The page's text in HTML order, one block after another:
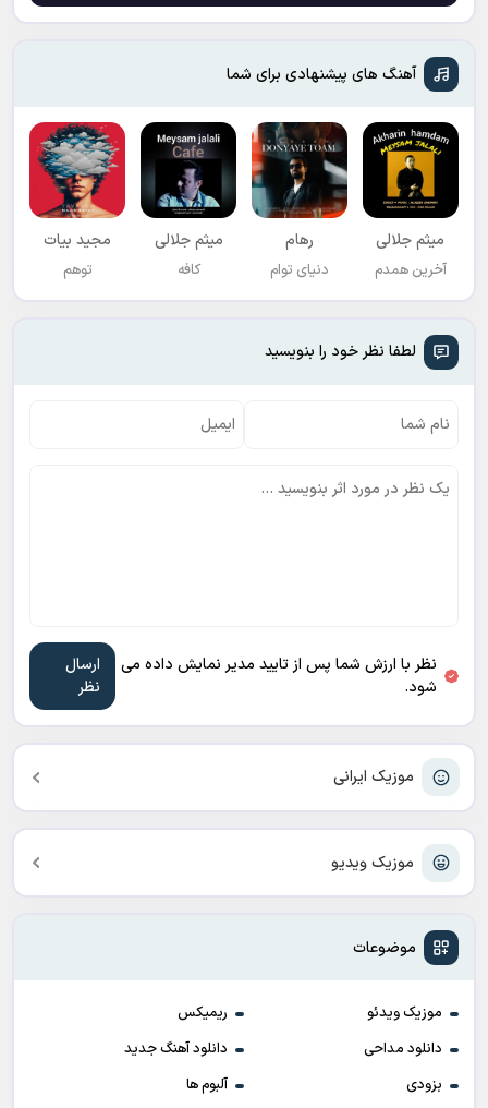
موزیک ایرانی
موزیک ویدیو
موضوعات
موزیک ویدئو
ریمیکس
دانلود مداحی
دانلود آهنگ جدید
بزودی
آلبوم ها
آهنگ های پیشنهادی برای شما
میثم جلالی
آخرین همدم
رهام
دنیای توام
میثم جلالی
کافه
مجید بیات
توهم
لطفا نظر خود را بنویسید
نظر با ارزش شما پس از تایید مدیر نمایش داده می
شود.